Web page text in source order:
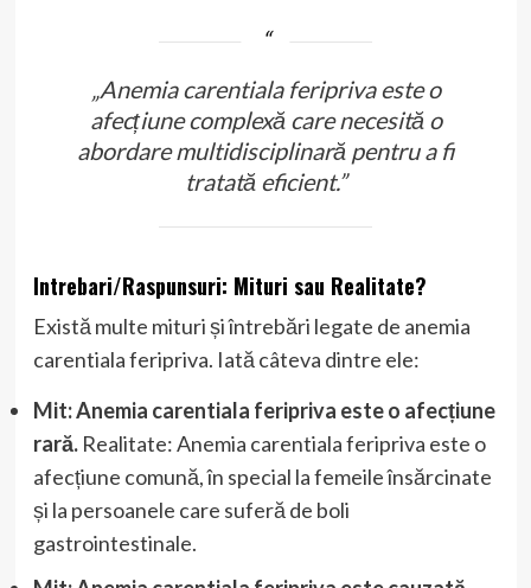
„Anemia carentiala feripriva este o
afecțiune complexă care necesită o
abordare multidisciplinară pentru a fi
tratată eficient.”
Intrebari/Raspunsuri: Mituri sau Realitate?
Există multe mituri și întrebări legate de anemia
carentiala feripriva. Iată câteva dintre ele:
Mit: Anemia carentiala feripriva este o afecțiune
rară.Realitate: Anemia carentiala feripriva este o
afecțiune comună, în special la femeile însărcinate
și la persoanele care suferă de boli
gastrointestinale.